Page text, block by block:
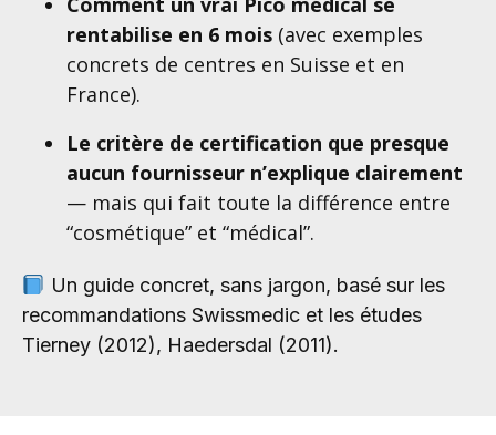
rentabilise en 6 mois (avec exemples
concrets de centres en Suisse et en
France).
Le critère de certification que presque
aucun fournisseur n’explique clairement
— mais qui fait toute la différence entre
“cosmétique” et “médical”.
Un guide concret, sans jargon, basé sur les
recommandations Swissmedic et les études
Tierney (2012), Haedersdal (2011).